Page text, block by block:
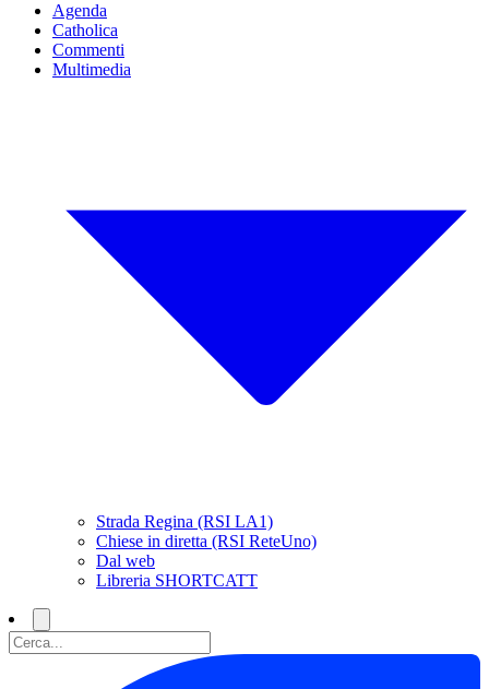
Agenda
Catholica
Commenti
Multimedia
Strada Regina (RSI LA1)
Chiese in diretta (RSI ReteUno)
Dal web
Libreria SHORTCATT